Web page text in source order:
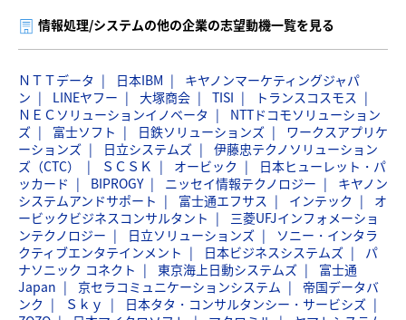
情報処理/システムの他の企業の志望動機一覧を見る
ＮＴＴデータ 日本IBM
キヤノンマーケティングジャパ
ン
LINEヤフー 大塚商会 TISI
トランスコスモス
ＮＥＣソリューションイノベータ
NTTドコモソリューション
ズ
富士ソフト 日鉄ソリューションズ
ワークスアプリケ
ーションズ
日立システムズ
伊藤忠テクノソリューション
ズ（CTC）
ＳＣＳＫ オービック
日本ヒューレット・パ
ッカード
BIPROGY ニッセイ情報テクノロジー
キヤノン
システムアンドサポート
富士通エフサス インテック
オ
ービックビジネスコンサルタント
三菱UFJインフォメーショ
ンテクノロジー
日立ソリューションズ
ソニー・インタラ
クティブエンタテインメント
日本ビジネスシステムズ
パ
ナソニック コネクト
東京海上日動システムズ
富士通
Japan
京セラコミュニケーションシステム
帝国データバ
ンク
Ｓｋｙ
日本タタ・コンサルタンシー・サービシズ